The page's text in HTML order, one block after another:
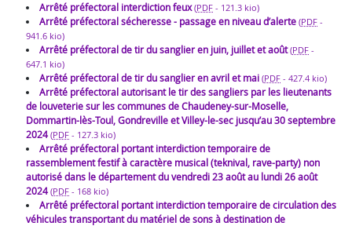
Arrêté préfectoral interdiction feux (PDF - 121.3 kio)
Arrêté préfectoral sécheresse - passage en niveau d’alerte (PDF -
941.6 kio)
Arrêté préfectoral de tir du sanglier en juin, juillet et août (PDF -
647.1 kio)
Arrêté préfectoral de tir du sanglier en avril et mai (PDF - 427.4 kio)
Arrêté préfectoral autorisant le tir des sangliers par les lieutenants
de louveterie sur les communes de Chaudeney-sur-Moselle,
Dommartin-lès-Toul, Gondreville et Villey-le-sec jusqu’au 30 septembre
2024 (PDF - 127.3 kio)
Arrêté préfectoral portant interdiction temporaire de
rassemblement festif à caractère musical (teknival, rave-party) non
autorisé dans le département du vendredi 23 août au lundi 26 août
2024 (PDF - 168 kio)
Arrêté préfectoral portant interdiction temporaire de circulation des
véhicules transportant du matériel de sons à destination de